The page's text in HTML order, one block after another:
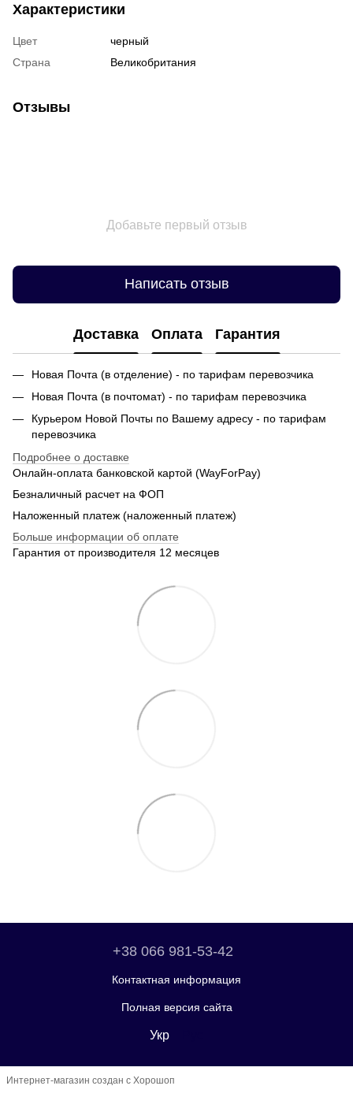
Характеристики
Цвет
черный
Страна
Великобритания
Отзывы
Добавьте первый отзыв
Написать отзыв
Доставка Оплата Гарантия
Новая Почта (в отделение) - по тарифам перевозчика
Новая Почта (в почтомат) - по тарифам перевозчика
Курьером Новой Почты по Вашему адресу - по тарифам
перевозчика
Подробнее о доставке
Онлайн-оплата банковской картой (WayForPay)
Безналичный расчет на ФОП
Наложенный платеж (наложенный платеж)
Больше информации об оплате
Гарантия от производителя 12 месяцев
+38 066 981-53-42
Контактная информация
Полная версия сайта
Укр
Интернет-магазин создан с Хорошоп